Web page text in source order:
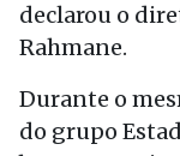
declarou o
Rahmane.
Durante o
do grupo